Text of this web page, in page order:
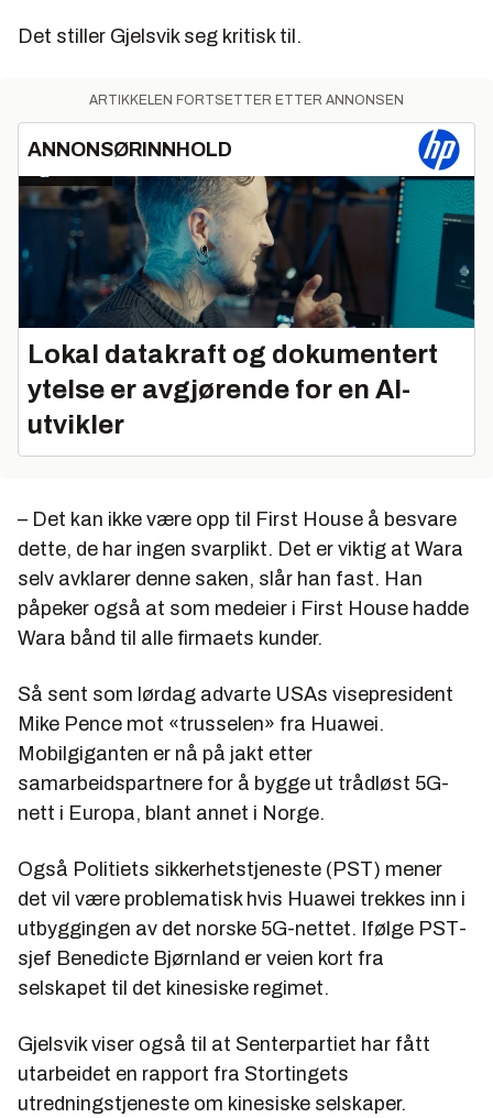
Det stiller Gjelsvik seg kritisk til.
ARTIKKELEN FORTSETTER ETTER ANNONSEN
ANNONSØRINNHOLD
Lokal datakraft og dokumentert
ytelse er avgjørende for en AI-
utvikler
– Det kan ikke være opp til First House å besvare
dette, de har ingen svarplikt. Det er viktig at Wara
selv avklarer denne saken, slår han fast. Han
påpeker også at som medeier i First House hadde
Wara bånd til alle firmaets kunder.
Så sent som lørdag advarte USAs visepresident
Mike Pence mot «trusselen» fra Huawei.
Mobilgiganten er nå på jakt etter
samarbeidspartnere for å bygge ut trådløst 5G-
nett i Europa, blant annet i Norge.
Også Politiets sikkerhetstjeneste (PST) mener
det vil være problematisk hvis Huawei trekkes inn i
utbyggingen av det norske 5G-nettet. Ifølge PST-
sjef Benedicte Bjørnland er veien kort fra
selskapet til det kinesiske regimet.
Gjelsvik viser også til at Senterpartiet har fått
utarbeidet en rapport fra Stortingets
utredningstjeneste om kinesiske selskaper.